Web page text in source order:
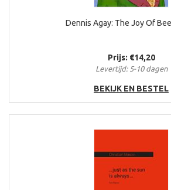
Dennis Agay: The Joy Of
Prijs: €14,20
Levertijd: 5-10 dagen
BEKIJK EN BESTEL